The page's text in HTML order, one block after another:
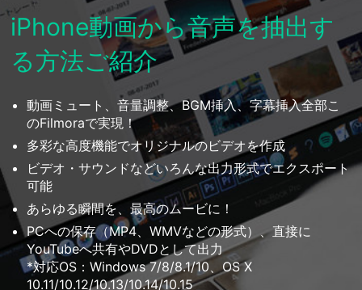
サポート
動作環境
動画編集の基本とコツ
無料ダウンロード 今すぐ購入
iPhone動画から音声を抽出す
る方法ご紹介
動画ミュート、音量調整、BGM挿入、字幕挿入全部こ
のFilmoraで実現！
多彩な高度機能でオリジナルのビデオを作成
ビデオ・サウンドなどいろんな出力形式でエクスポート
可能
あらゆる瞬間を、最高のムービに！
PCへの保存（MP4、WMVなどの形式）、直接に
YouTubeへ共有やDVDとして出力
*対応OS：Windows 7/8/8.1/10、OS X
10.11/10.12/10.13/10.14/10.15